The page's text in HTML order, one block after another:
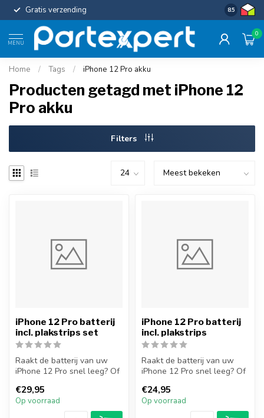
Gratis verzending Uniforme
8.5
MENU
0
Home / Tags / iPhone 12 Pro akku
Producten getagd met iPhone 12
Pro akku
Filters
iPhone 12 Pro batterij
incl. plakstrips set
Raakt de batterij van uw
iPhone 12 Pro snel leeg? Of
aa...
€29,95
Op voorraad
iPhone 12 Pro batterij
incl. plakstrips
Raakt de batterij van uw
iPhone 12 Pro snel leeg? Of
aa...
€24,95
Op voorraad